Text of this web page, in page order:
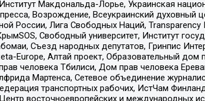
Макдональда-Лорье, Украинская
Возрождение, Всеукраинский духовный
России, Лига Свободных Наций,
Свободный университет, Институт
Съезд народных депутатов, Гринпис
Europe, Алтай проект, Образовательный
человека Тбилиси, Дом прав человека
Мартенса, Сетевое объединение
транспортных рабочих, ИстЧам
восточноевропейских и международных